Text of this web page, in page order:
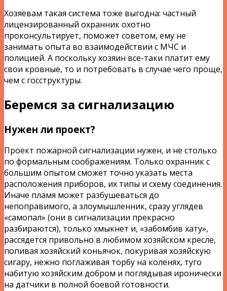
Хозяевам такая система тоже выгодна: частный
лицензированный охранник охотно
проконсультирует, поможет советом, ему не
занимать опыта во взаимодействии с МЧС и
полицией. А поскольку хозяин все-таки платит ему
свои кровные, то и потребовать в случае чего проще,
чем с госструктуры.
Беремся за сигнализацию
Нужен ли проект?
Проект пожарной сигнализации нужен, и не столько
по формальным соображениям. Только охранник с
большим опытом сможет точно указать места
расположения приборов, их типы и схему соединения.
Иначе пламя может разбушеваться до
непоправимого, а злоумышленник, сразу углядев
«самопал» (они в сигнализации прекрасно
разбираются), только хмыкнет и, «забомбив хату»,
рассядется привольно в любимом хозяйском кресле,
попивая хозяйский коньячок, покуривая хозяйскую
сигару, нежно поглаживая торбу на коленях, туго
набитую хозяйским добром и поглядывая иронически
на датчики в полной боевой готовности.